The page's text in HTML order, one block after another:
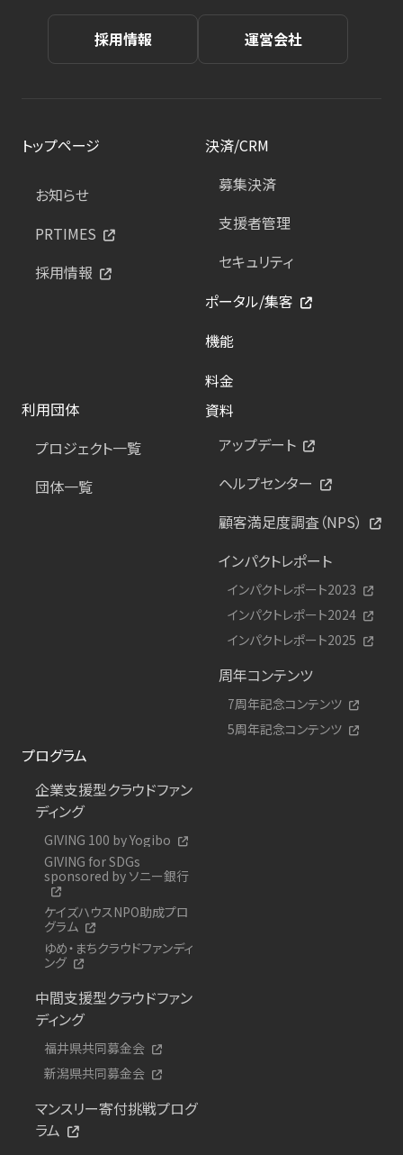
採用情報 運営会社
トップページ
お知らせ
PRTIMES
採用情報
決済/CRM
募集決済
支援者管理
セキュリティ
ポータル/集客
機能
料金
利用団体
プロジェクト一覧
団体一覧
資料
アップデート
ヘルプセンター
顧客満足度調査（NPS）
インパクトレポート
インパクトレポート2023
インパクトレポート2024
インパクトレポート2025
周年コンテンツ
7周年記念コンテンツ
5周年記念コンテンツ
プログラム
企業支援型クラウドファン
ディング
GIVING 100 by Yogibo
GIVING for SDGs
sponsored by ソニー銀行
ケイズハウスNPO助成プロ
グラム
ゆめ・まちクラウドファンディ
ング
中間支援型クラウドファン
ディング
福井県共同募金会
新潟県共同募金会
マンスリー寄付挑戦プログ
ラム